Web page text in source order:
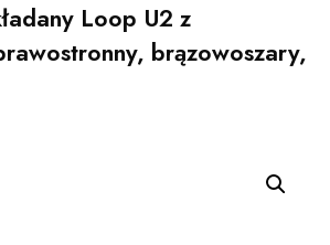
Loop U2 z
brązowoszary,